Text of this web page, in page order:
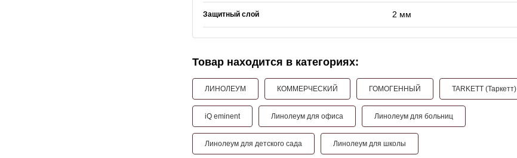
Защитный слой 2 мм
Товар находится в категориях:
ЛИНОЛЕУМ КОММЕРЧЕСКИЙ ГОМОГЕННЫЙ TARKETT (Таркетт)
iQ eminent Линолеум для офиса Линолеум для больниц
Линолеум для детского сада Линолеум для школы